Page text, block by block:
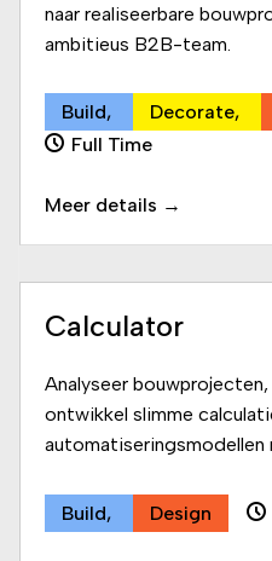
naar realiseerbare
ambitieus B2B-team.
Build Decorate
Full Time
Meer details
Calculator
Analyseer
ontwikkel slimme
automatiseringsmodellen
Build Design